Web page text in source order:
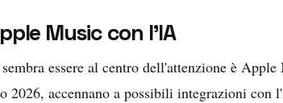
Music con l'IA
essere al centro dell'attenzione è
2026, accennano a possibili integrazioni